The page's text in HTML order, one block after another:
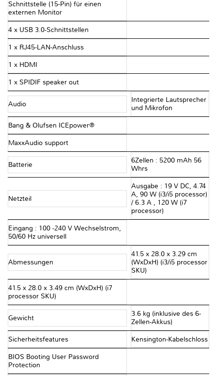
Schnittstelle (15-Pin) für einen
externen Monitor
4 x USB 3.0-Schnittstellen
1 x RJ45-LAN-Anschluss
1 x HDMI
1 x SPIDIF speaker out
Audio
Integrierte Lautsprecher
und Mikrofon
Bang & Olufsen ICEpower®
MaxxAudio support
Batterie
6Zellen : 5200 mAh 56
Whrs
Netzteil
Ausgabe : 19 V DC, 4.74
A, 90 W (i3/i5 processor)
/ 6.3 A , 120 W (i7
processor)
Eingang : 100 -240 V Wechselstrom,
50/60 Hz universell
Abmessungen
41.5 x 28.0 x 3.29 cm
(WxDxH) (i3/i5 processor
SKU)
41.5 x 28.0 x 3.49 cm (WxDxH) (i7
processor SKU)
Gewicht
3.6 kg (inklusive des 6-
Zellen-Akkus)
Sicherheitsfeatures Kensington-Kabelschloss
BIOS Booting User Password
Protection